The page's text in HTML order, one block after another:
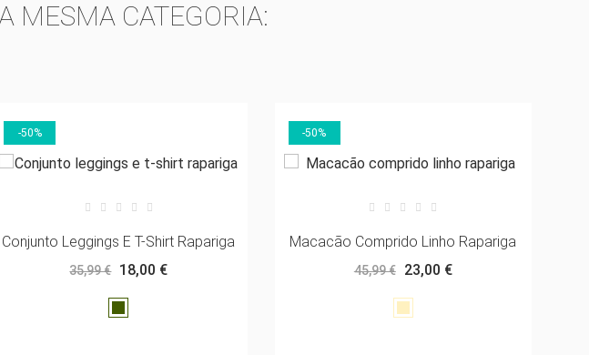
MESMA CATEGORIA:
-50%
Conjunto Leggings E T-Shirt Rapariga
35,99 € 18,00 €
Verde
-50%
Macacão Comprido Linho Rapariga
45,99 € 23,00 €
Linho